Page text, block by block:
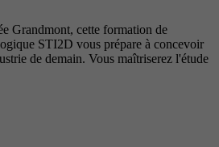
Grandmont, cette formation de
STI2D vous prépare à concevoir
de demain. Vous maîtriserez l'étude